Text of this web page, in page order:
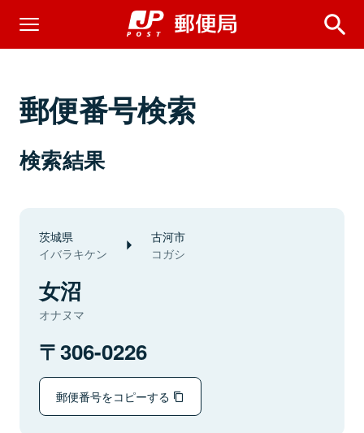
郵便番号検索
検索結果
茨城県
イバラキケン
古河市
コガシ
女沼
オナヌマ
306-0226
郵便番号をコピーする